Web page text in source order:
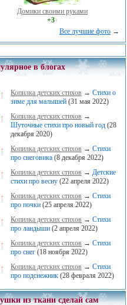
Домики своими руками
+3↑
Все лучшие фото →
в блогах
↑ Копилка детских стихов → Стихи о
зиме для малышей (31 мая 2022)
↑ Копилка детских стихов →
Шуточные стихи про новый год (28
декабря 2020)
↑ Копилка детских стихов → Стихи
про снеговика (8 декабря 2022)
↑ Копилка детских стихов → Детские
стихи про весну (22 апреля 2022)
↑ Копилка детских стихов → Стихи
про почки (25 апреля 2022)
↑ Копилка детских стихов → Стихи
про ландыши (2 апреля 2022)
↑ Копилка детских стихов → Стихи
про снег (18 ноября 2022)
↑ Копилка детских стихов → Стихи
про подснежник (28 февраля 2022)
из ткани сделай сам